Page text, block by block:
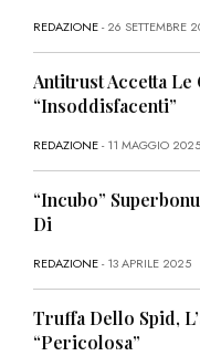
REDAZIONE- 26 SETTEMBRE
Antitrust Accetta
“Insoddisfacenti”
REDAZIONE- 11 MAGGIO 2025
“Incubo”
Di
REDAZIONE- 13 APRILE 2025
Truffa Dello Spid,
“Pericolosa”